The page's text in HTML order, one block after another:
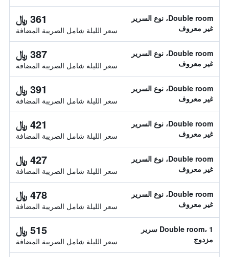
Double room، نوع السرير
غير معروف
361 ﷼
سعر الليلة شامل الصريبة المضافة
Double room، نوع السرير
غير معروف
387 ﷼
سعر الليلة شامل الصريبة المضافة
Double room، نوع السرير
غير معروف
391 ﷼
سعر الليلة شامل الصريبة المضافة
Double room، نوع السرير
غير معروف
421 ﷼
سعر الليلة شامل الصريبة المضافة
Double room، نوع السرير
غير معروف
427 ﷼
سعر الليلة شامل الصريبة المضافة
Double room، نوع السرير
غير معروف
478 ﷼
سعر الليلة شامل الصريبة المضافة
Double room، 1 سرير
مزدوج
515 ﷼
سعر الليلة شامل الصريبة المضافة